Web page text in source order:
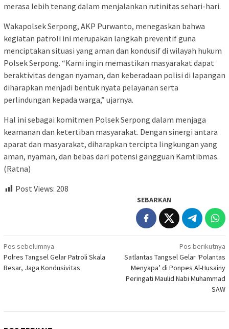
merasa lebih tenang dalam menjalankan rutinitas sehari-hari.
Wakapolsek Serpong, AKP Purwanto, menegaskan bahwa
kegiatan patroli ini merupakan langkah preventif guna
menciptakan situasi yang aman dan kondusif di wilayah hukum
Polsek Serpong. “Kami ingin memastikan masyarakat dapat
beraktivitas dengan nyaman, dan keberadaan polisi di lapangan
diharapkan menjadi bentuk nyata pelayanan serta
perlindungan kepada warga,” ujarnya.
Hal ini sebagai komitmen Polsek Serpong dalam menjaga
keamanan dan ketertiban masyarakat. Dengan sinergi antara
aparat dan masyarakat, diharapkan tercipta lingkungan yang
aman, nyaman, dan bebas dari potensi gangguan Kamtibmas.
(Ratna)
Post Views: 208
SEBARKAN
Navigasi
pos
Pos sebelumnya
Polres Tangsel Gelar Patroli Skala
Besar, Jaga Kondusivitas
Pos berikutnya
Satlantas Tangsel Gelar ‘Polantas
Menyapa’ di Ponpes Al-Husainy
Peringati Maulid Nabi Muhammad
SAW